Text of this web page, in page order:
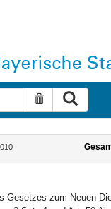
Suche
Gesetzes zum Neuen